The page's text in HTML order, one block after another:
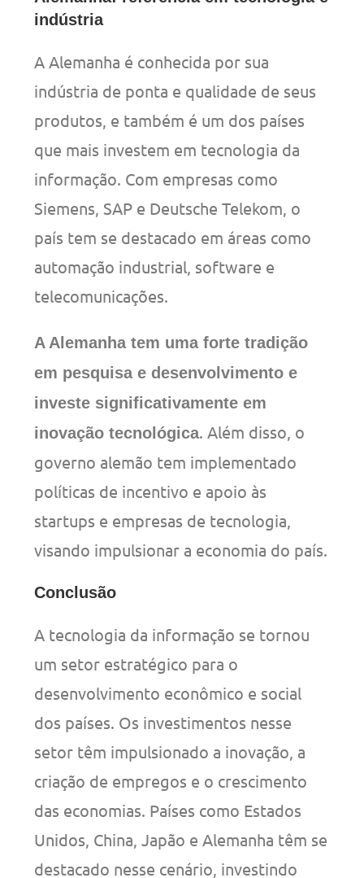
indústria
A Alemanha é conhecida por sua
indústria de ponta e qualidade de seus
produtos, e também é um dos países
que mais investem em tecnologia da
informação. Com empresas como
Siemens, SAP e Deutsche Telekom, o
país tem se destacado em áreas como
automação industrial, software e
telecomunicações.
A Alemanha tem uma forte tradição
em pesquisa e desenvolvimento e
investe significativamente em
inovação tecnológica. Além disso, o
governo alemão tem implementado
políticas de incentivo e apoio às
startups e empresas de tecnologia,
visando impulsionar a economia do país.
Conclusão
A tecnologia da informação se tornou
um setor estratégico para o
desenvolvimento econômico e social
dos países. Os investimentos nesse
setor têm impulsionado a inovação, a
criação de empregos e o crescimento
das economias. Países como Estados
Unidos, China, Japão e Alemanha têm se
destacado nesse cenário, investindo